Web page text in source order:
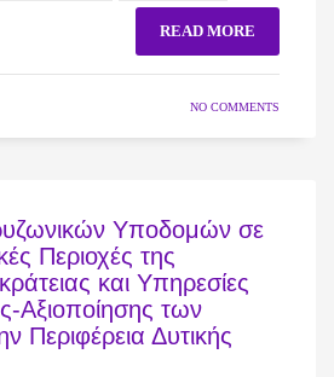
READ MORE
NO COMMENTS
Υποδομών σε
Περιοχές της
και Υπηρεσίες
Αξιοποίησης των
Περιφέρεια Δυτικής